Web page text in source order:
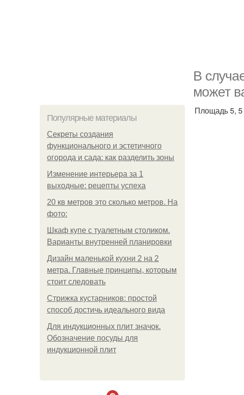
В
может
Популярные материалы
Секреты создания
функционального и эстетичного
огорода и сада: как разделить зоны
Изменение интерьера за 1
выходные: рецепты успеха
20 кв метров это сколько метров. На
фото:
Шкаф купе с туалетным столиком.
Варианты внутренней планировки
Дизайн маленькой кухни 2 на 2
метра. Главные принципы, которым
стоит следовать
Стрижка кустарников: простой
способ достичь идеального вида
Для индукционных плит значок.
Обозначение посуды для
индукционной плит
Площадь 5,